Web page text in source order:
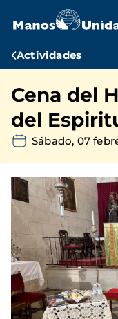
contenido
Ruta
navegación
Actividades
Cena del
del
Sábado, 07